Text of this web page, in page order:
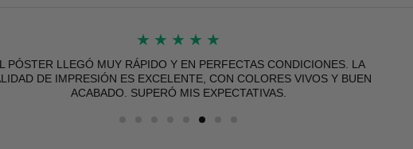
★ ★ ★ ★ ★
PÓSTER LLEGÓ MUY RÁPIDO Y EN PERFECTAS CONDICIONES. LA
DE IMPRESIÓN ES EXCELENTE, CON COLORES VIVOS Y BUEN
ACABADO. SUPERÓ MIS EXPECTATIVAS.